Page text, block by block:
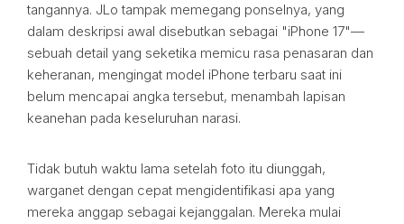
tangannya. JLo tampak memegang ponselnya, yang
dalam deskripsi awal disebutkan sebagai "iPhone 17"—
sebuah detail yang seketika memicu rasa penasaran dan
keheranan, mengingat model iPhone terbaru saat ini
belum mencapai angka tersebut, menambah lapisan
keanehan pada keseluruhan narasi.
Tidak butuh waktu lama setelah foto itu diunggah,
warganet dengan cepat mengidentifikasi apa yang
mereka anggap sebagai kejanggalan. Mereka mulai